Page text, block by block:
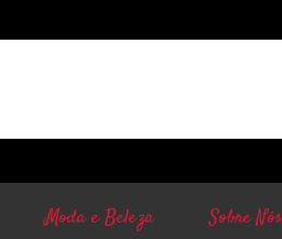
Moda e Beleza Sobre Nós